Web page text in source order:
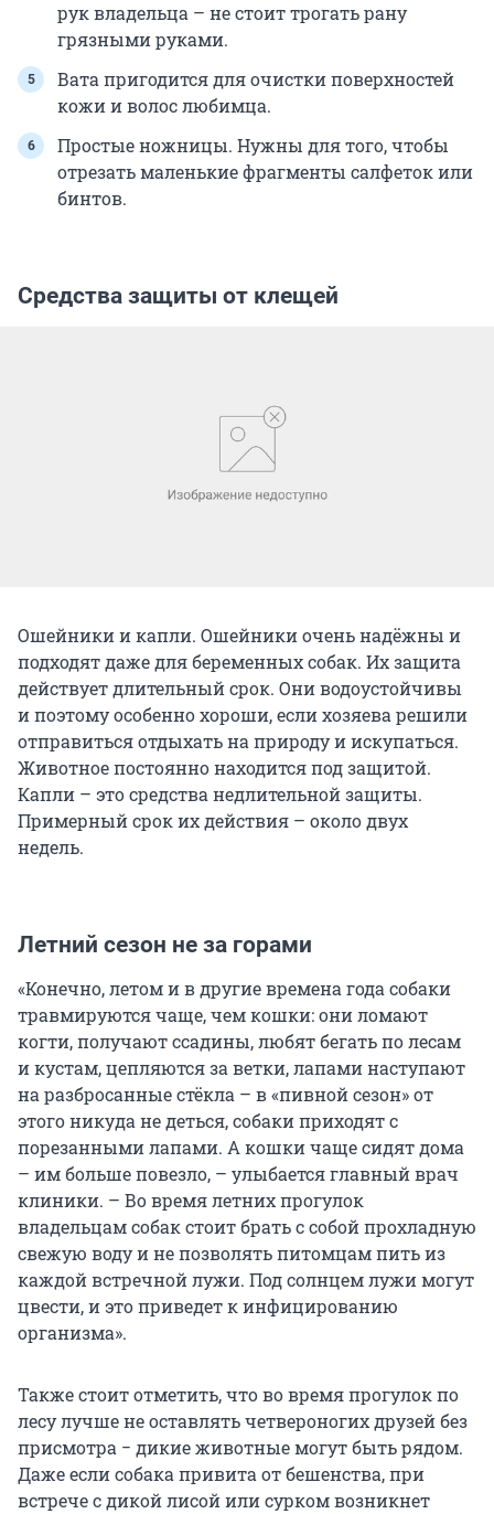
рук владельца – не стоит трогать рану
грязными руками.
Вата пригодится для очистки поверхностей
кожи и волос любимца.
Простые ножницы. Нужны для того, чтобы
отрезать маленькие фрагменты салфеток или
бинтов.
Средства защиты от клещей
Ошейники и капли. Ошейники очень надёжны и
подходят даже для беременных собак. Их защита
действует длительный срок. Они водоустойчивы
и поэтому особенно хороши, если хозяева решили
отправиться отдыхать на природу и искупаться.
Животное постоянно находится под защитой.
Капли – это средства недлительной защиты.
Примерный срок их действия – около двух
недель.
Летний сезон не за горами
«Конечно, летом и в другие времена года собаки
травмируются чаще, чем кошки: они ломают
когти, получают ссадины, любят бегать по лесам
и кустам, цепляются за ветки, лапами наступают
на разбросанные стёкла – в «пивной сезон» от
этого никуда не деться, собаки приходят с
порезанными лапами. А кошки чаще сидят дома
– им больше повезло, – улыбается главный врач
клиники. – Во время летних прогулок
владельцам собак стоит брать с собой прохладную
свежую воду и не позволять питомцам пить из
каждой встречной лужи. Под солнцем лужи могут
цвести, и это приведет к инфицированию
организма».
Также стоит отметить, что во время прогулок по
лесу лучше не оставлять четвероногих друзей без
присмотра − дикие животные могут быть рядом.
Даже если собака привита от бешенства, при
встрече с дикой лисой или сурком возникнет